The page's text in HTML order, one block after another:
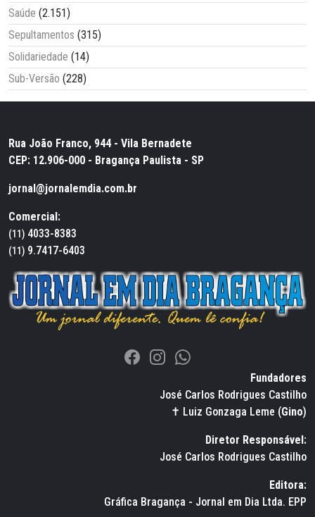
Saúde (2.151)
Sepultamentos (315)
Solidariedade (14)
Sub-Versão (228)
Rua João Franco, 944 - Vila Bernadete
CEP: 12.906-000 - Bragança Paulista - SP
jornal@jornalemdia.com.br
Comercial:
(11) 4033-8383
(11) 9.7417-6403
Fundadores
José Carlos Rodrigues Castilho
✝ Luiz Gonzaga Leme (Gino)
Diretor Responsável:
José Carlos Rodrigues Castilho
Editora:
Gráfica Bragança - Jornal em Dia Ltda. EPP